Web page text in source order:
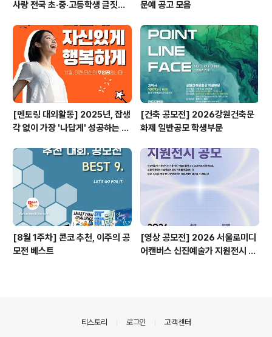
사랑 전국 초·중·고등학생 글짓기
문예 공고 모음
[멘토링 대외활동] 2025년, 잡생
각 없이 가장 '나답게' 성공하는 법
[건축 공모전] 2026강원건축문
화제 일반공모 학생부문
[8월 1주차] 콘코 추천, 이주의 공
모전 베스트
[영상 공모전] 2026 서울로미디
어캔버스 신진예술가 지원전시 공
티스토리 로그인 고객센터